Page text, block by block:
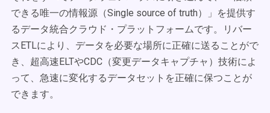
できる唯一の情報源（Single source of truth）」を提供す
るデータ統合クラウド・プラットフォームです。リバー
スETLにより、データを必要な場所に正確に送ることがで
き、超高速ELTやCDC（変更データキャプチャ）技術によ
って、急速に変化するデータセットを正確に保つことが
できます。